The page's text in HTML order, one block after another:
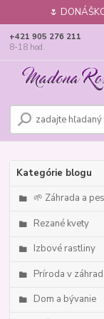
🌷
+421 905 276 211
8-18 hod.
Kategórie blogu
🌱 Záhrada a
Rezané kvety
Izbové rastliny
Príroda v
Dom a bývanie